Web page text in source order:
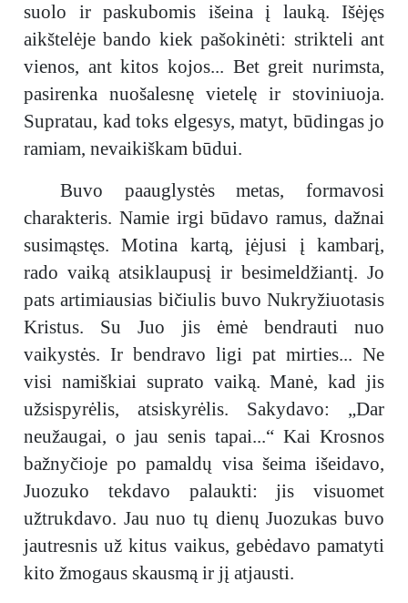
suolo ir paskubomis išeina į lauką. Išėjęs
aikštelėje bando kiek pašokinėti: strikteli ant
vienos, ant kitos kojos... Bet greit nurimsta,
pasirenka nuošalesnę vietelę ir stoviniuoja.
Supratau, kad toks elgesys, matyt, būdingas jo
ramiam, nevaikiškam būdui.
Buvo paauglystės metas, formavosi
charakteris. Namie irgi būdavo ramus, dažnai
susimąstęs. Motina kartą, įėjusi į kambarį,
rado vaiką atsiklaupusį ir besimeldžiantį. Jo
pats artimiausias bičiulis buvo Nukryžiuotasis
Kristus. Su Juo jis ėmė bendrauti nuo
vaikystės. Ir bendravo ligi pat mirties... Ne
visi namiškiai suprato vaiką. Manė, kad jis
užsispyrėlis, atsiskyrėlis. Sakydavo: „Dar
neužaugai, o jau senis tapai...“ Kai Krosnos
bažnyčioje po pamaldų visa šeima išeidavo,
Juozuko tekdavo palaukti: jis visuomet
užtrukdavo. Jau nuo tų dienų Juozukas buvo
jautresnis už kitus vaikus, gebėdavo pamatyti
kito žmogaus skausmą ir jį atjausti.